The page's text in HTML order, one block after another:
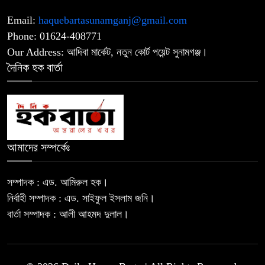
নাটোরে জাতীয় সংসদের হুইপ দুলুকে গুলি
৯
তৎপরতা
জুলাই হত্যা মামলার আসামি ছিনিয়ে নেওয়ার
১১
Email: haquebartasunamganj@gmail.com
Phone: 01624-408771
Our Address: আদিবা মার্কেট, নতুন কোর্ট পয়েন্ট সুনামগঞ্জ।
দৈনিক হক বার্তা
আমাদের সম্পর্কেঃ
সম্পাদক : এড. আমিরুল হক।
নির্বাহী সম্পাদক : এড. সাইফুল ইসলাম জনি।
বার্তা সম্পাদক : আলী আহমদ দুলাল।